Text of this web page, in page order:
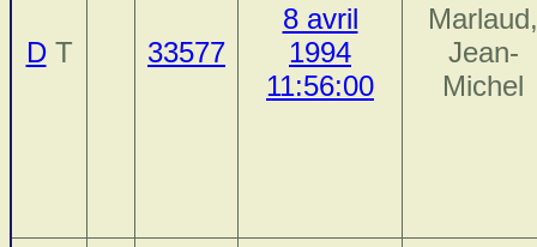
DT 33577
8 avril
1994
11:56:00
Marlaud,
Jean-
Michel